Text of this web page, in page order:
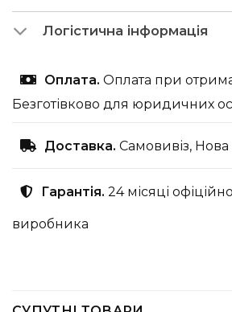
Логістична інформація
Оплата. Оплата при
Безготівково для юридичних
Доставка. Самовивіз,
Гарантія. 24 місяці
виробника